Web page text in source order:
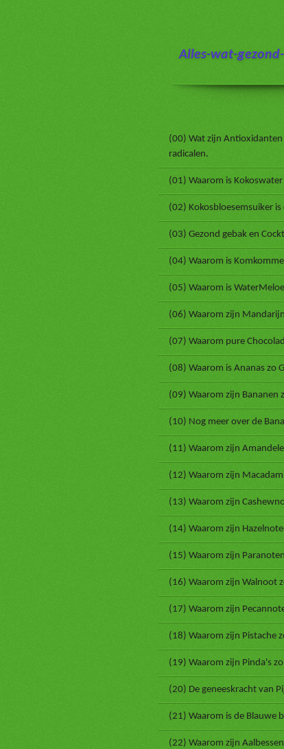
Alles-wat-
(00) Wat zijn
radicalen.
(01) Waarom is
(02) Kokosbloesemsuiker is
(03) Gezond gebak en
(04) Waarom is
(05) Waarom is
(06) Waarom zijn
(07) Waarom pure
(08) Waarom is Ananas zo
(09) Waarom zijn Bananen
(10) Nog meer over de
(11) Waarom zijn
(12) Waarom zijn
(13) Waarom zijn
(14) Waarom zijn
(15) Waarom zijn
(16) Waarom zijn Walnoot
(17) Waarom zijn
(18) Waarom zijn Pistache
(19) Waarom zijn Pinda's
(20) De geneeskracht van
(21) Waarom is de Blauwe
(22) Waarom zijn